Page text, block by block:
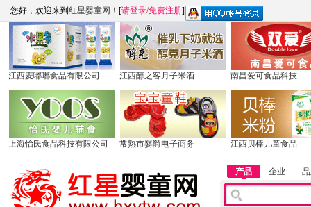
您好，欢迎来到 红星婴童网 ！[请登录/免费注册]
江西麦嘟嘟食品有限公司 江西醇之客月子米酒 南昌爱可食品科技
上海怡氏食品科技有限公司 常熟市婴爵电子商务 江西贝棒儿童食品
产品 企业